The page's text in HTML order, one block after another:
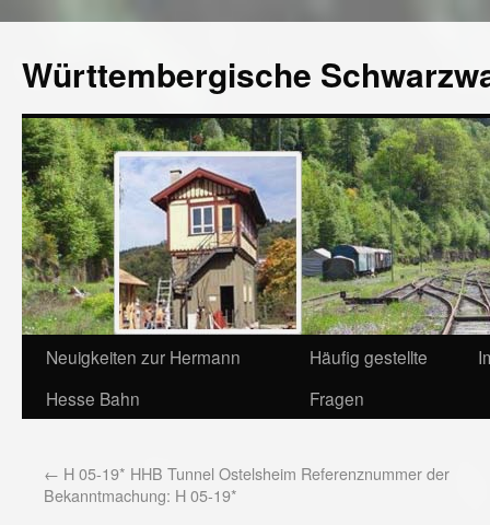
Württembergische
Neuigkeiten zur Hermann
Hesse Bahn
Häufig gestellte
Fragen
← H 05-19* HHB Tunnel Ostelsheim Referenznummer der
Bekanntmachung: H 05-19*